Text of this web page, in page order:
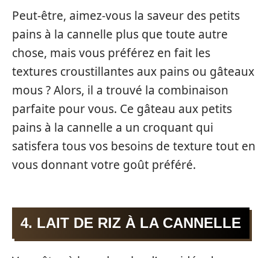
Peut-être, aimez-vous la saveur des petits
pains à la cannelle plus que toute autre
chose, mais vous préférez en fait les
textures croustillantes aux pains ou gâteaux
mous ? Alors, il a trouvé la combinaison
parfaite pour vous. Ce gâteau aux petits
pains à la cannelle a un croquant qui
satisfera tous vos besoins de texture tout en
vous donnant votre goût préféré.
4. LAIT DE RIZ À LA CANNELLE